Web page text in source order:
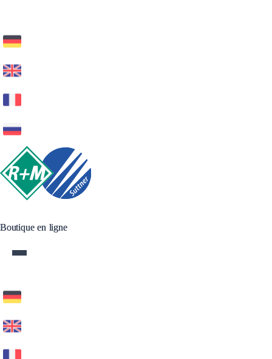
Boutique en ligne
Boutique en ligne